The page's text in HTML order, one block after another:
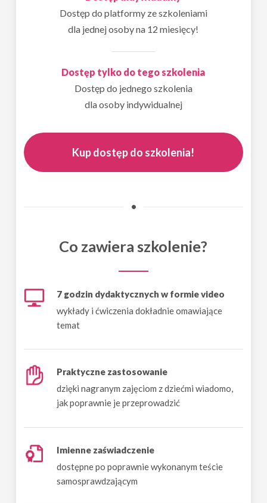
Dostęp do platformy ze szkoleniami
dla jednej osoby na 12 miesięcy!
Dostęp tylko do tego szkolenia
Dostęp do jednego szkolenia
dla osoby indywidualnej
Kup dostęp do szkolenia!
•
Co zawiera szkolenie?
7 godzin dydaktycznych w formie video
wykłady i ćwiczenia dokładnie omawiające
temat
Praktyczne zastosowanie
dzięki nagranym zajęciom z dziećmi wiadomo,
jak poprawnie je przeprowadzić
Imienne zaświadczenie
dostępne po poprawnie wykonanym teście
samosprawdzającym